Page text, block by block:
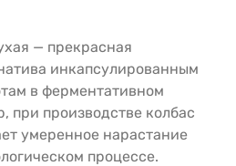
— прекрасная
инкапсулированным
в ферментативном
при производстве колбас
умеренное нарастание
процессе.